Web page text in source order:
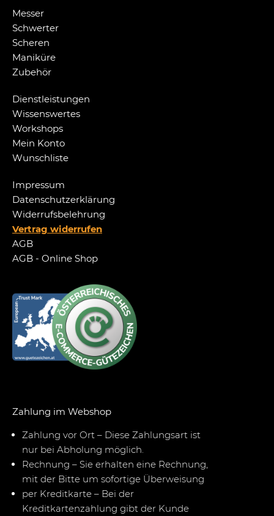
Messer
Schwerter
Scheren
Maniküre
Zubehör
Dienstleistungen
Wissenswertes
Workshops
Mein Konto
Wunschliste
Impressum
Datenschutzerklärung
Widerrufsbelehrung
Vertrag widerrufen
AGB
AGB - Online Shop
Zahlung im Webshop
Zahlung vor Ort – Diese Zahlungsart ist
nur bei Abholung möglich.
Rechnung – Sie erhalten eine Rechnung,
mit der Bitte um sofortige Überweisung
per Kreditkarte – Bei der
Kreditkartenzahlung gibt der Kunde